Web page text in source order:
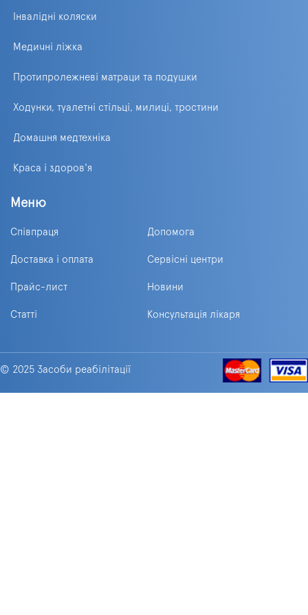
Інвалідні коляски
Медичні ліжка
Протипролежневі матраци та подушки
Ходунки, туалетні стільці, милиці, тростини
Домашня медтехніка
Краса і здоров'я
Меню
Співпраця Допомога
Доставка і оплата Сервісні центри
Прайс-лист Новини
Статті Консультація лікаря
© 2025 Засоби реабілітації